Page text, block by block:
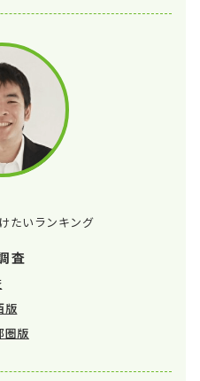
たいランキング
査
版
圏版